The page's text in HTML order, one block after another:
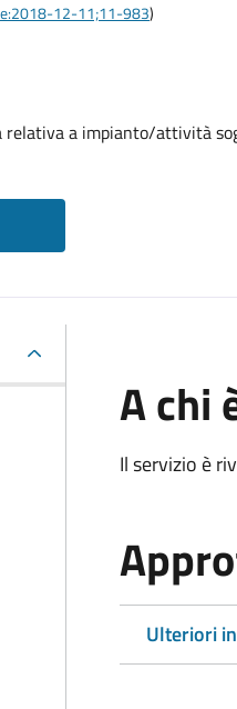
12-11;11-983)
a impianto/attività
A chi
Il servizio è
Ulteriori